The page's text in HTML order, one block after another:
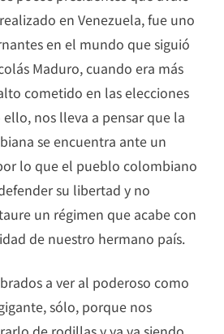
en Venezuela, fue uno
en el mundo que siguió
Maduro, cuando era más
cometido en las elecciones
nos lleva a pensar que la
se encuentra ante un
lo que el pueblo colombiano
su libertad y no
un régimen que acabe con
de nuestro hermano país.
a ver al poderoso como
sólo, porque nos